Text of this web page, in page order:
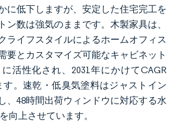
に低下しますが、安定した住宅完工を
ン数は強気のままです。木製家具は、
ライフスタイルによるホームオフィス
要とカスタマイズ可能なキャビネット
活性化され、2031年にかけてCAGR
す。速乾・低臭気塗料はジャストイン
、48時間出荷ウィンドウに対応する水
向上させています。